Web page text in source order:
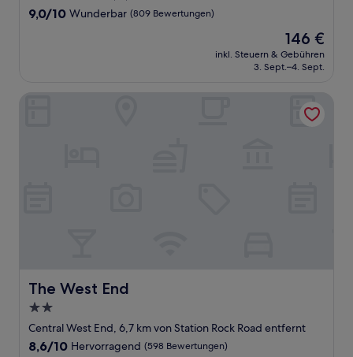
Unterkunft
9.0
9,0/10 Wunderbar (809 Bewertungen)
Der
Preis
beträgt
146 €
inkl. Steuern & Gebühren
3. Sept.–4. Sept.
The West End
The West End
2.0-
Sterne-
Unterkunft
Central West End, 6,7 km von Station Rock Road entfernt
8.6
8,6/10 Hervorragend (598 Bewertungen)